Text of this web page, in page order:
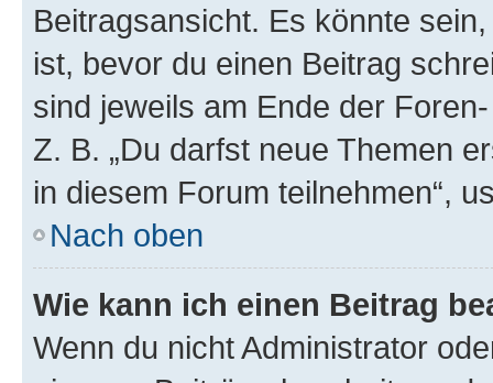
Beitragsansicht. Es könnte
ist, bevor du einen Beitrag
sind jeweils am Ende der
Z. B. „Du darfst neue Themen
in diesem Forum teilnehmen“,
Nach oben
Wie kann ich einen Beitrag
Wenn du nicht Administrator